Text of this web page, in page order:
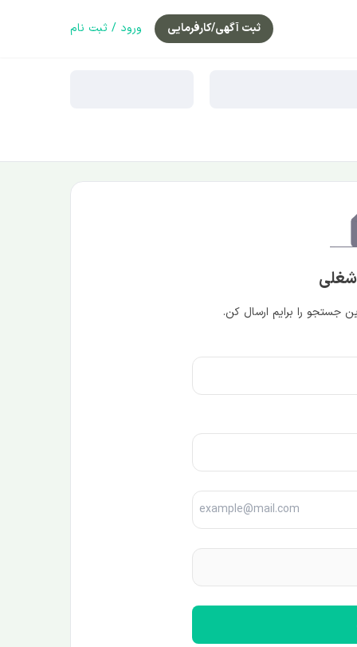
ثبت آگهی/کارفرمایی ورود / ثبت نام
شغلی
جستجو را برایم ارسال کن.